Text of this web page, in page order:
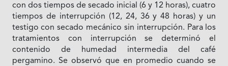
con dos tiempos de secado inicial (6 y 12 horas), cuatro
tiempos de interrupción (12, 24, 36 y 48 horas) y un
testigo con secado mecánico sin interrupción. Para los
tratamientos con interrupción se determinó el
contenido de humedad intermedia del café
pergamino. Se observó que en promedio cuando se